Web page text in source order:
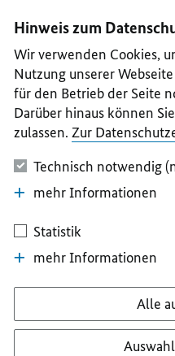
II
III
IV
V
Hinweis zum
Wir verwenden Cookies,
Nutzung unserer
für den Betrieb der Seite
Darüber hinaus können
zulassen. Zur
Technisch notwendig
mehr Informationen
Statistik
mehr Informationen
Alle